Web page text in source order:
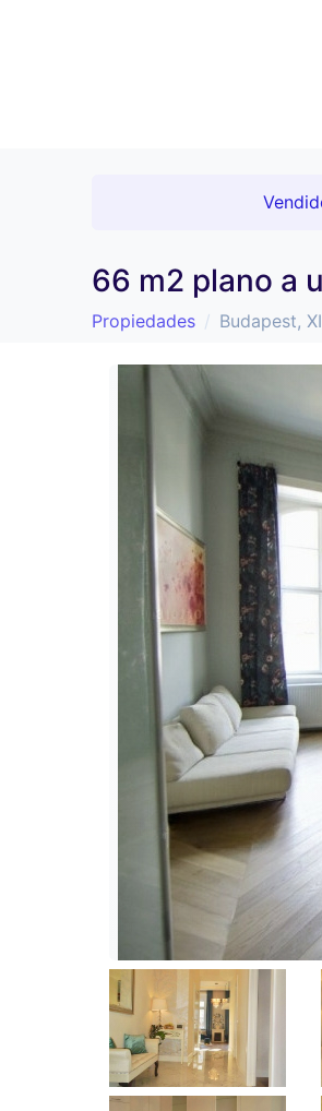
66 m2 plano a
Propiedades
Budapest,